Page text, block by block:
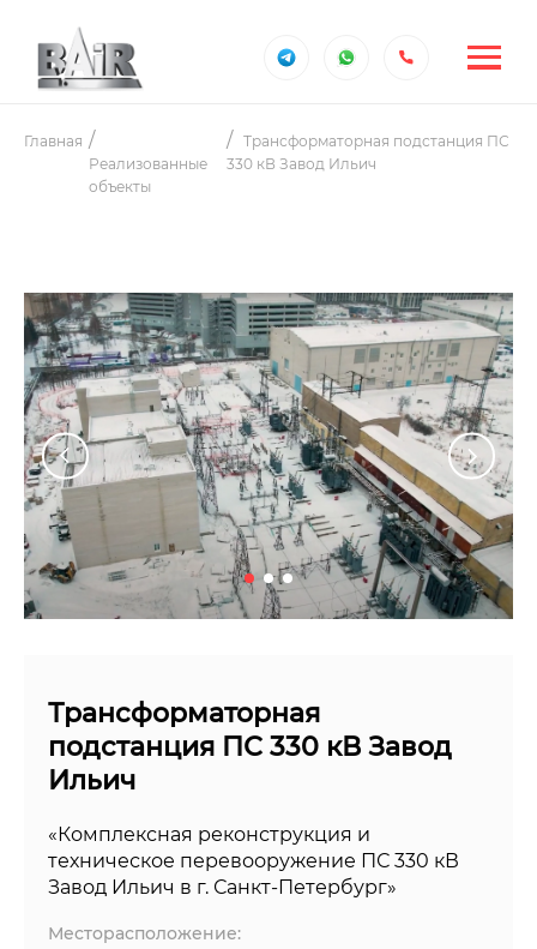
Главная
Реализованные
объекты
Трансформаторная подстанция ПС
330 кВ Завод Ильич
Трансформаторная
подстанция ПС 330 кВ Завод
Ильич
«Комплексная реконструкция и
техническое перевооружение ПС 330 кВ
Завод Ильич в г. Санкт-Петербург»
Месторасположение: